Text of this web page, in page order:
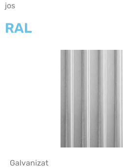
jos
RAL
Galvanizat